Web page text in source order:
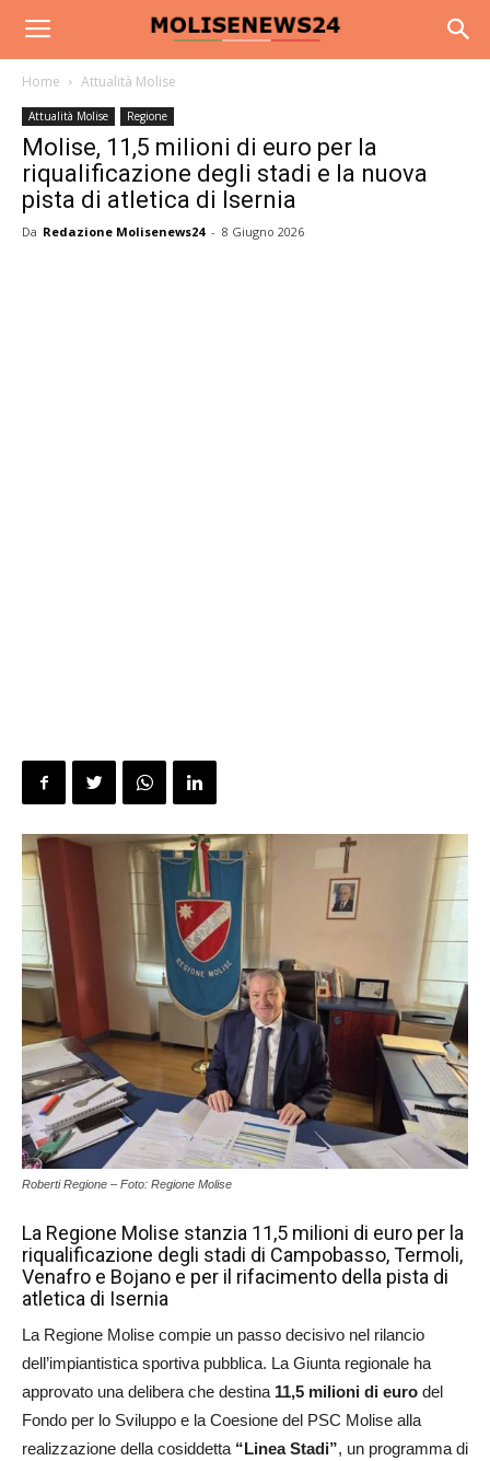
Home Attualità Molise
Attualità Molise Regione
Molise, 11,5 milioni di euro per la
riqualificazione degli stadi e la nuova
pista di atletica di Isernia
Da Redazione Molisenews24 - 8 Giugno 2026
Roberti Regione – Foto: Regione Molise
La Regione Molise stanzia 11,5 milioni di euro per la
riqualificazione degli stadi di Campobasso, Termoli,
Venafro e Bojano e per il rifacimento della pista di
atletica di Isernia
La Regione Molise compie un passo decisivo nel rilancio
dell’impiantistica sportiva pubblica. La Giunta regionale ha
approvato una delibera che destina 11,5 milioni di euro del
Fondo per lo Sviluppo e la Coesione del PSC Molise alla
realizzazione della cosiddetta “Linea Stadi”, un programma di